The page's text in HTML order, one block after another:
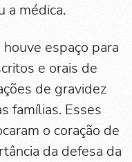
a médica.
espaço para
e orais de
de gravidez
famílias. Esses
o coração de
da defesa da